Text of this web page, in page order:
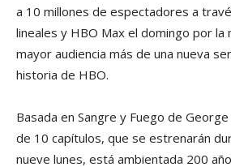
a 10 millones de espectadores a
lineales y HBO Max el domingo por la
mayor audiencia más de una nueva
historia de HBO.
Basada en Sangre y Fuego de
de 10 capítulos, que se estrenarán
nueve lunes, está ambientada 200